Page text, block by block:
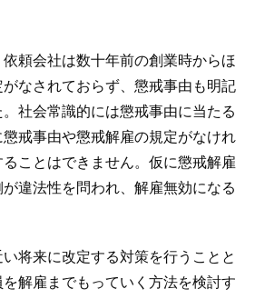
頼会社は数十年前の創業時からほ
なされておらず、懲戒事由も明記
社会常識的には懲戒事由に当たる
戒事由や懲戒解雇の規定がなけれ
ことはできません。仮に懲戒解雇
違法性を問われ、解雇無効になる
将来に改定する対策を行うことと
解雇までもっていく方法を検討す